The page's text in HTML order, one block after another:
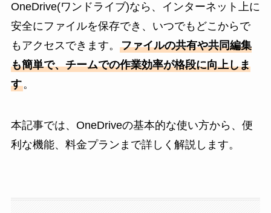
OneDrive(ワンドライブ)なら、インターネット上に
安全にファイルを保存でき、いつでもどこからで
もアクセスできます。 ファイルの共有や共同編集
も簡単で、チームでの作業効率が格段に向上しま
す。
本記事では、OneDriveの基本的な使い方から、便
利な機能、料金プランまで詳しく解説します。